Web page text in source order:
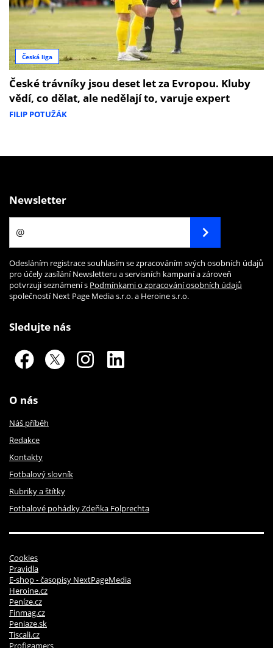
Česká liga
České trávníky jsou deset let za Evropou. Kluby
vědí, co dělat, ale nedělají to, varuje expert
FILIP POTUŽÁK
Newsletter
Odesláním registrace souhlasím se zpracováním svých osobních údajů
pro účely zasílání Newsletteru a servisních kampaní a zároveň
potvrzuji seznámení s Podmínkami o zpracování osobních údajů
společností Next Page Media s.r.o. a Heroine s.r.o.
Sledujte nás
O nás
Náš příběh
Redakce
Kontakty
Fotbalový slovník
Rubriky a štítky
Fotbalové pohádky Zdeňka Folprechta
Cookies
Pravidla
E-shop - časopisy NextPageMedia
Heroine.cz
Peníze.cz
Finmag.cz
Peniaze.sk
Tiscali.cz
Profigamers